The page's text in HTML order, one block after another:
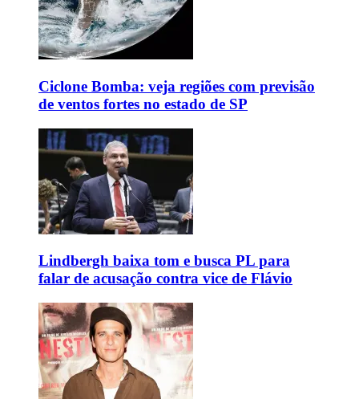
Ciclone Bomba: veja regiões com previsão
de ventos fortes no estado de SP
Lindbergh baixa tom e busca PL para
falar de acusação contra vice de Flávio